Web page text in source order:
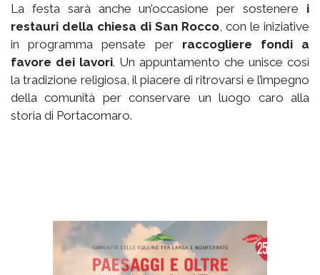
La festa sarà anche un’occasione per sostenere i
restauri della chiesa di San Rocco , con le iniziative
in programma pensate per raccogliere fondi a
favore dei lavori. Un appuntamento che unisce così
la tradizione religiosa, il piacere di ritrovarsi e l’impegno
della comunità per conservare un luogo caro alla
storia di Portacomaro.